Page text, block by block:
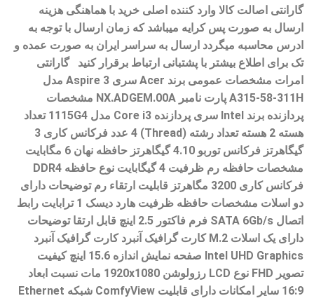
گارانتی اصالت کالا وارد کننده اصلی خرید با هماهنگی هزینه
ارسال به صورت پس کرایه میباشد که زمان ارسال با توجه به
ادرس محاسبه میگردد ارسال به سراسر ایران به صورت عمده و
تک برای اطلاع بیشتر با پشتبانی ارتباط برقرار کنید گارانتی
امرات مشخصات عمومی برند Acer سری Aspire 3 مدل
A315-58-311H پارت نامبر NX.ADGEM.00A مشخصات
پردازنده برند Intel سری پردازنده Core i3 مدل 1115G4 تعداد
هسته 2 هسته تعداد رشته (Thread) 4 عدد فرکانس کاری 3
گیگاهرتز فرکانس توربو 4.10 گیگاهرتز حافظه نهان 6 مگابایت
مشخصات حافظه رم ظرفیت 4 گیگابایت نوع حافظه DDR4
فرکانس کاری 3200 مگاهرتز قابلیت ارتقاء رم توضیحات دارای
دو اسلات مشخصات حافظه ظرفیت هارد دیسک 1 ترابایت رابط
اتصال SATA 6Gb/s فرم فاکتور 2.5 اینچ قابل ارتقا توضیحات
دارای یک اسلات M.2 کارت گرافیک آنبرد کارت گرافیک آنبرد
Intel UHD Graphics صفحه نمایش اندازه 15.6 اینچ کیفیت
تصویر FHD نوع LCD رزولوشن 1920x1080 مات نسبت ابعاد
16:9 سایر امکانات دارای قابلیت ComfyView شبکه Ethernet